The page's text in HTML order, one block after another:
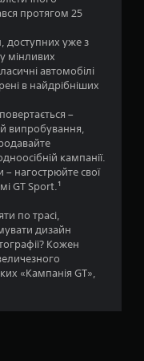
5
9
5
2
о
ц
н
о
протягом 25
доступних уже з
мінливих
автомобілі
в найдрібніших
–
випробування,
кампанії.
нагострюйте свої
GT Sport.¹
по трасі,
дизайн
Кожен
«Кампанія GT»,